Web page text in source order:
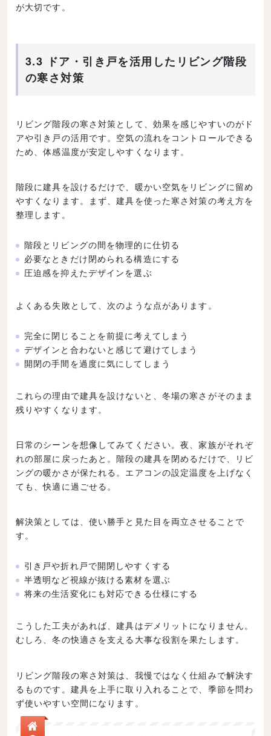
が大切です。
3.3 ドア・引き戸を活用したリビング階段
の寒さ対策
リビング階段の寒さ対策として、効果を感じやすいのがド
アや引き戸の活用です。空気の流れをコントロールできる
ため、体感温度が安定しやすくなります。
階段に建具を設けるだけで、暖かい空気をリビングに留め
やすくなります。まず、建具を使った寒さ対策の考え方を
整理します。
階段とリビングの間を物理的に仕切る
必要なときだけ閉められる構造にする
圧迫感を抑えたデザインを選ぶ
よくある失敗として、次のような点があります。
完全に閉じることを前提に考えてしまう
デザインと合わないと感じて避けてしまう
開閉の手間を過度に気にしてしまう
これらの理由で建具を設けないと、冬場の寒さがそのまま
残りやすくなります。
日常のシーンを想像してみてください。夜、家族がそれぞ
れの部屋に戻ったあと。階段の建具を閉めるだけで、リビ
ングの暖かさが保たれる。エアコンの設定温度を上げなく
ても、快適に過ごせる。
解決策としては、使い勝手と見た目を両立させることで
す。
引き戸や折れ戸で開閉しやすくする
半透明など視線が抜ける素材を選ぶ
将来の生活変化にも対応できる仕様にする
こうした工夫があれば、建具はデメリットになりません。
むしろ、冬の快適さを支える大事な役割を果たします。
リビング階段の寒さ対策は、我慢ではなく仕組みで解決す
るものです。建具を上手に取り入れることで、季節を問わ
ず使いやすい空間になります。